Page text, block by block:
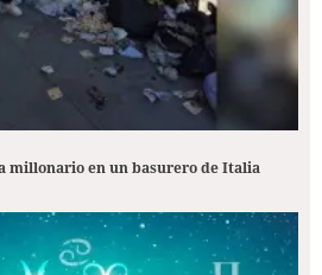
millonario en un basurero de Italia